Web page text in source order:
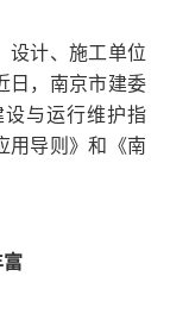
计、施工单位
日，南京市建委
与运行维护指
用导则》和《南